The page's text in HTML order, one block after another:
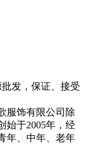
发，保证、接受
服饰有限公司除
始于2005年，经
年、中年、老年